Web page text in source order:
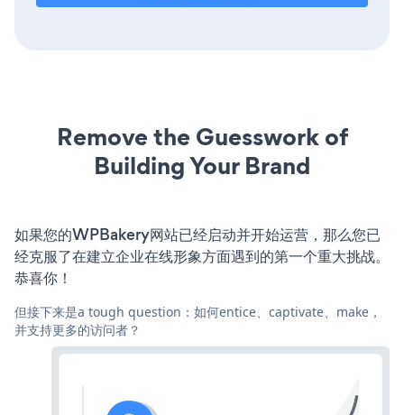
Remove the Guesswork of
Building Your Brand
如果您的WPBakery网站已经启动并开始运营，那么您已
经克服了在建立企业在线形象方面遇到的第一个重大挑战。
恭喜你！
但接下来是a tough question：如何entice、captivate、make，
并支持更多的访问者？